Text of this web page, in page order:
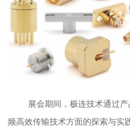
展会期间，极连技术通过
频高效传输技术方面的探索与实